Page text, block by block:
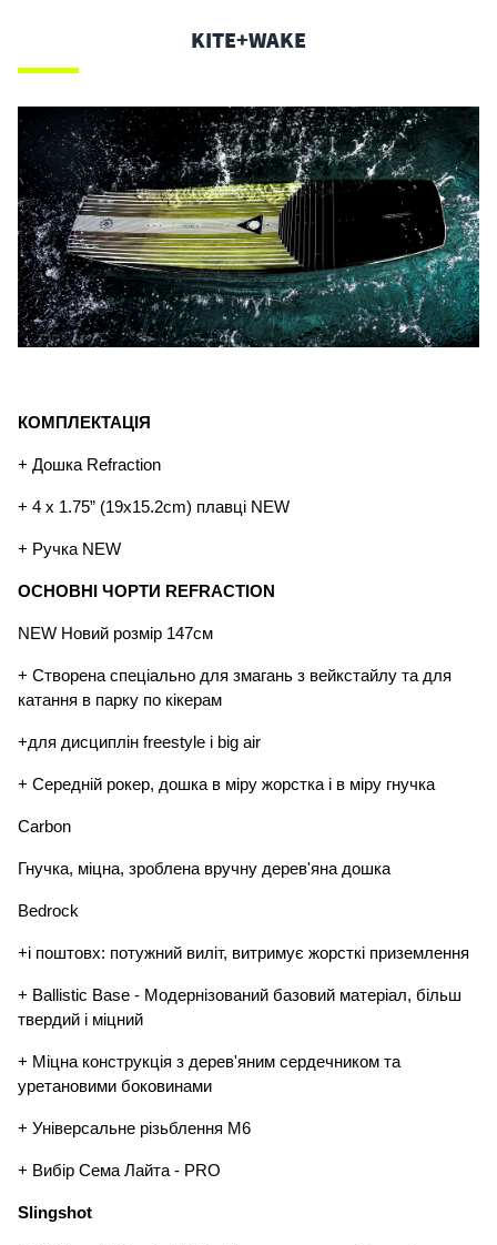
KITE+WAKE
КОМПЛЕКТАЦІЯ
+ Дошка Refraction
+ 4 x 1.75” (19x15.2cm) плавці NEW
+ Ручка NEW
ОСНОВНІ ЧОРТИ REFRACTION
NEW Новий розмір 147см
+ Створена спеціально для змагань з вейкстайлу та для
катання в парку по кікерам
+для дисциплін freestyle і big air
+ Середній рокер, дошка в міру жорстка і в міру гнучка
Carbon
Гнучка, міцна, зроблена вручну дерев'яна дошка
Bedrock
+і поштовх: потужний виліт, витримує жорсткі приземлення
+ Ballistic Base - Модернізований базовий матеріал, більш
твердий і міцний
+ Міцна конструкція з дерев'яним сердечником та
уретановими боковинами
+ Універсальне різьблення М6
+ Вибір Сема Лайта - PRO
Slingshot